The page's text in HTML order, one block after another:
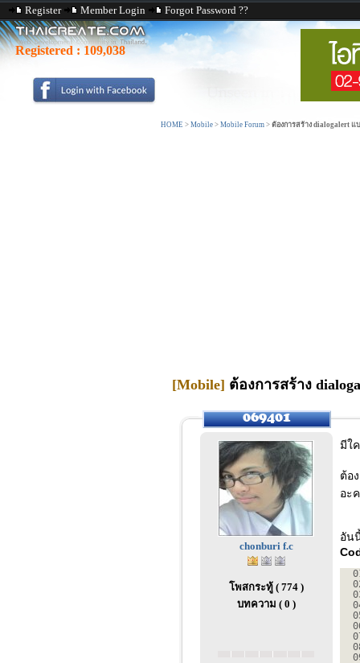
Register Member Login Forgot Password ??
Registered : 109,038
HOME > Mobile > Mobile Forum > ต้องการสร้าง dialogalert แ
[Mobile] ต้องการสร้าง
chonburi f.c
โพสกระทู้ ( 774 )
บทความ ( 0 )
มีใ
ต้อ
อะ
อัน